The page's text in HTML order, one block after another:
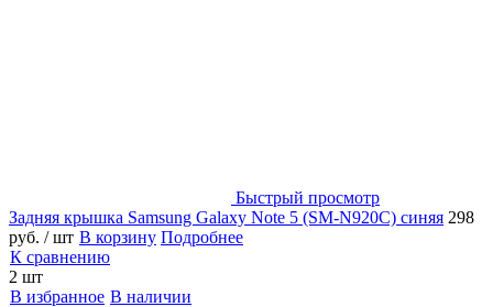
Быстрый просмотр
Задняя крышка Samsung Galaxy Note 5 (SM-N920C) синяя 298
руб. / шт В корзину Подробнее
К сравнению
2 шт
В избранное В наличии